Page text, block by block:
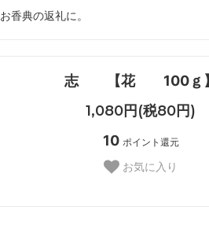
お香典の返礼に。
志 【花 100ｇ】
1,080円(税80円)
10 ポイント還元
お気に入り